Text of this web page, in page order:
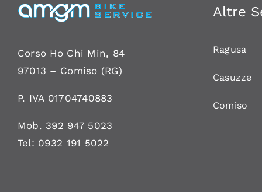
Corso Ho Chi Min, 84
97013 – Comiso (RG)
P. IVA 01704740883
Mob. 392 947 5023
Tel: 0932 191 5022
Altre
Ragusa
Casuzze
Comiso